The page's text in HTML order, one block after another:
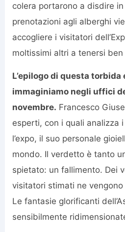
colera portarono a disdire
prenotazioni agli alberghi
accogliere i visitatori
moltissimi altri a tenersi
L’epilogo di questa
immaginiamo negli uffici
novembre. Francesco
esperti, con i quali analizza
l’expo, il suo personale
mondo. Il verdetto è tanto
spietato: un fallimento. Dei
visitatori stimati ne
Le fantasie glorificanti
sensibilmente